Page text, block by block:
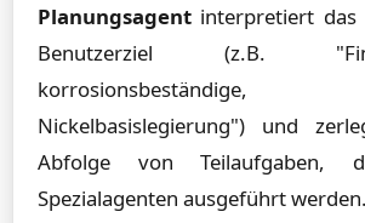
Planungsagent interpretiert das
Benutzerziel (z.B.
korrosionsbeständige,
Nickelbasislegierung") und
Abfolge von Teilaufgaben,
Spezialagenten ausgeführt werden.